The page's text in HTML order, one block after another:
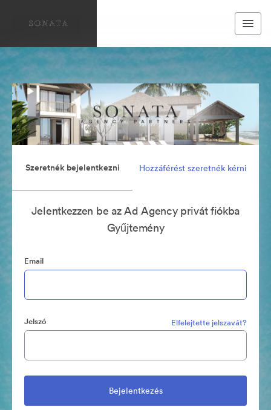
Szeretnék bejelentkezni Hozzáférést szeretnék kérni
Jelentkezzen be az Ad Agency privát fiókba
Gyűjtemény
Email
Jelszó Elfelejtette jelszavát?